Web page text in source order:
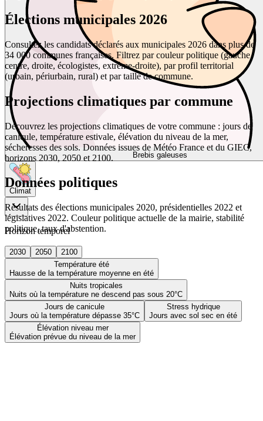
Brebis galeuses
Climat
Horizon temporel
2030 2050
2100
Température été
Hausse de la température moyenne en été
Nuits tropicales
Nuits où la température ne descend pas sous 20°C
Jours de canicule
Jours où la température dépasse 35°C
Stress hydrique
Jours avec sol sec en été
Élévation niveau mer
Élévation prévue du niveau de la mer
Élections municipales 2026
Consultez les candidats déclarés aux municipales 2026 dans plus de
34 000 communes françaises. Filtrez par couleur politique (gauche,
centre, droite, écologistes, extrême-droite), par profil territorial
(urbain, périurbain, rural) et par taille de commune.
Projections climatiques par commune
Découvrez les projections climatiques de votre commune : jours de
canicule, température estivale, élévation du niveau de la mer,
sécheresses des sols. Données issues de Météo France et du GIEC,
horizons 2030, 2050 et 2100.
Données politiques
Résultats des élections municipales 2020, présidentielles 2022 et
législatives 2022. Couleur politique actuelle de la mairie, stabilité
politique, taux d'abstention.